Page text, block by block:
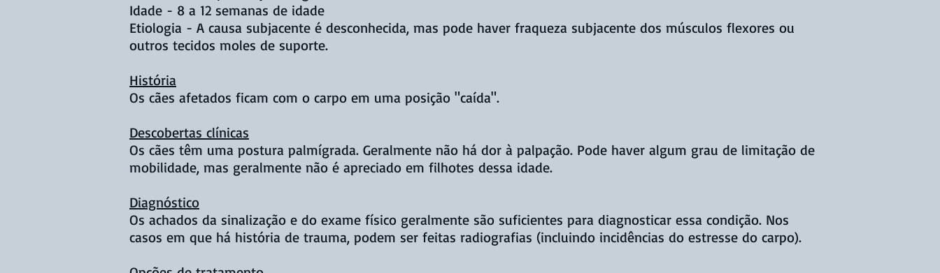
Idade - 8 a 12 semanas de idade
Etiologia - A causa subjacente é desconhecida, mas pode haver fraqueza subjacente dos músculos flexores ou
outros tecidos moles de suporte.
História
Os cães afetados ficam com o carpo em uma posição "caída".
Descobertas clínicas
Os cães têm uma postura palmígrada. Geralmente não há dor à palpação. Pode haver algum grau de limitação de
mobilidade, mas geralmente não é apreciado em filhotes dessa idade.
Diagnóstico
Os achados da sinalização e do exame físico geralmente são suficientes para diagnosticar essa condição. Nos
casos em que há história de trauma, podem ser feitas radiografias (incluindo incidências do estresse do carpo).